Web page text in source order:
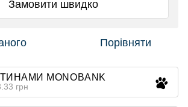
Замовити швидко
Порівняти
MONOBANK
грн